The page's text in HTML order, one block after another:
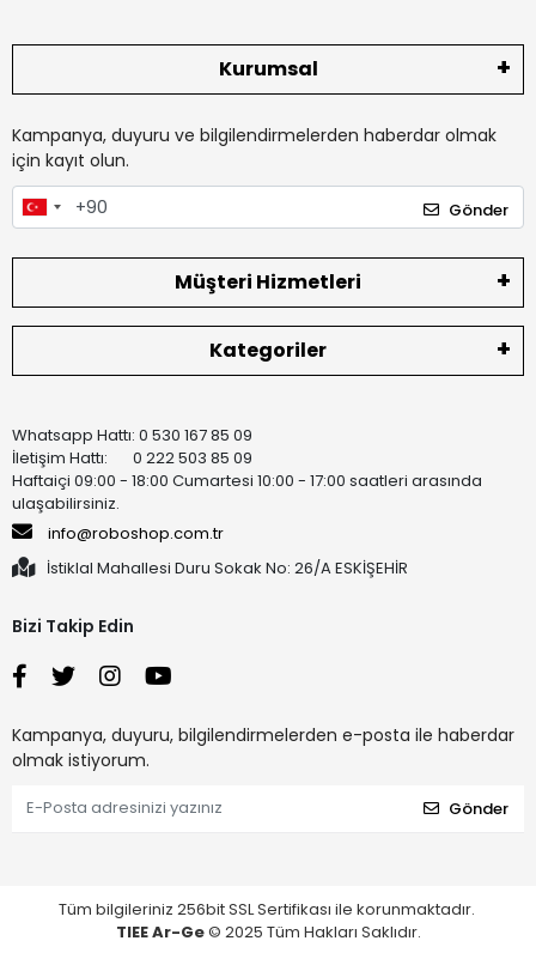
Kurumsal
Kampanya, duyuru ve bilgilendirmelerden haberdar olmak
için kayıt olun.
Gönder
Müşteri Hizmetleri
Kategoriler
Whatsapp Hattı: 0 530 167 85 09
İletişim Hattı: 0 222 503 85 09
Haftaiçi 09:00 - 18:00 Cumartesi 10:00 - 17:00 saatleri arasında
ulaşabilirsiniz.
info@roboshop.com.tr
İstiklal Mahallesi Duru Sokak No: 26/A ESKİŞEHİR
Bizi Takip Edin
Kampanya, duyuru, bilgilendirmelerden e-posta ile haberdar
olmak istiyorum.
Gönder
Tüm bilgileriniz 256bit SSL Sertifikası ile korunmaktadır.
TIEE Ar-Ge© 2025 Tüm Hakları Saklıdır.